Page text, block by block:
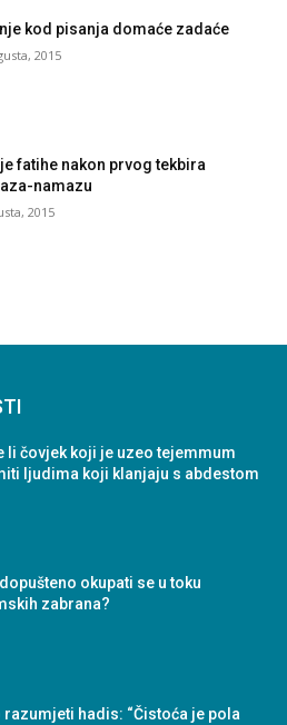
kod pisanja domaće zadaće
2015
fatihe nakon prvog tekbira
namazu
2015
li čovjek koji je uzeo tejemmum
ljudima koji klanjaju s abdestom
okupati se u toku
zabrana?
razumjeti hadis: “Čistoća je pola